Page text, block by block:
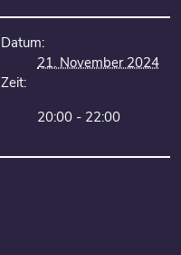
Datum:
21. November 2024
Zeit:
20:00 - 22:00